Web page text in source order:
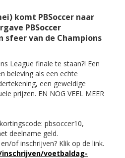
komt PBSoccer naar
PBSoccer
sfeer van de Champions
League finale te staan?! Een
beleving als een echte
een geweldige
prijzen. EN NOG VEEL MEER
pbsoccer10,
deelname geld.
of inschrijven? Klik op de link.
voetbaldag-